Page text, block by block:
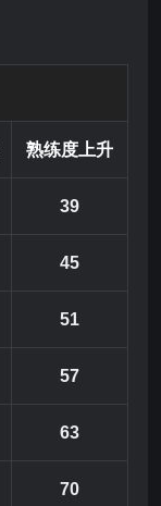
熟练度上升
39
45
51
57
63
70